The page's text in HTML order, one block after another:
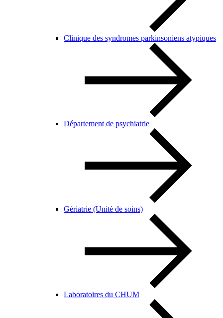
Clinique des syndromes parkinsoniens atypiques
Département de psychiatrie
Gériatrie (Unité de soins)
Laboratoires du CHUM